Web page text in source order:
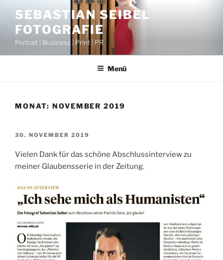
Inhalt
springen
SEBASTIAN SEIBEL
FOTOGRAFIE
Portrait | Business | Print | PR
Menü
MONAT: NOVEMBER 2019
VERÖFFENTLICHT
30. NOVEMBER 2019
Vielen Dank für das schöne Abschlussinterview zu
meiner Glaubensserie in der Zeitung.